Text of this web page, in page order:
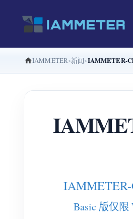
IAMMETER 新闻 IAMMETER-
Basic 版仅限